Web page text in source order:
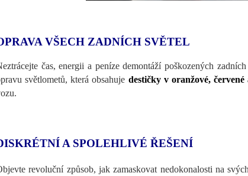
VŠECH ZADNÍCH SVĚTEL
čas, energii a peníze demontáží poškozených
světlometů, která obsahuje destičky v oranžové,
A SPOLEHLIVÉ ŘEŠENÍ
revoluční způsob, jak zamaskovat nedokonalosti na